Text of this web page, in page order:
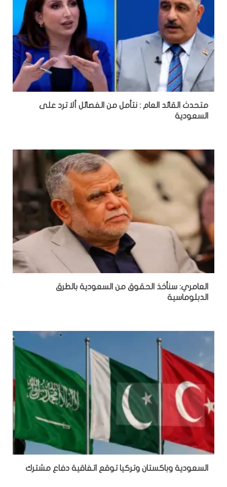
متحدث القائد العام : نتأمل من الفصائل ألا ترد على
السعودية
العامري: سنأخذ الحقوق من السعودية بالطرق
الدبلوماسية
السعودية وباكستان وتركيا توقع اتفاقية دفاع مشترك